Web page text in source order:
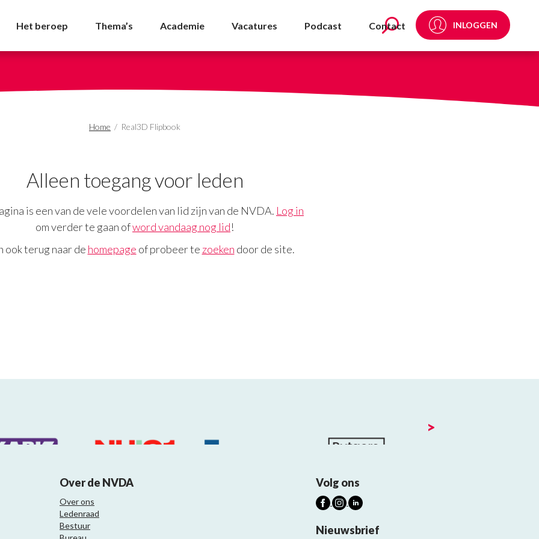
- NVDA
Het beroep Thema’s Academie Vacatures Podcast Contact INLOGGEN
Home / Real3D Flipbook
Alleen toegang voor leden
is een van de vele voordelen van lid zijn van de NVDA. Log in
om verder te gaan ofword vandaag nog lid!
ook terug naar de homepage of probeer te zoeken door de site.
>
Over de NVDA
Over ons
Ledenraad
Bestuur
Volg ons
Nieuwsbrief